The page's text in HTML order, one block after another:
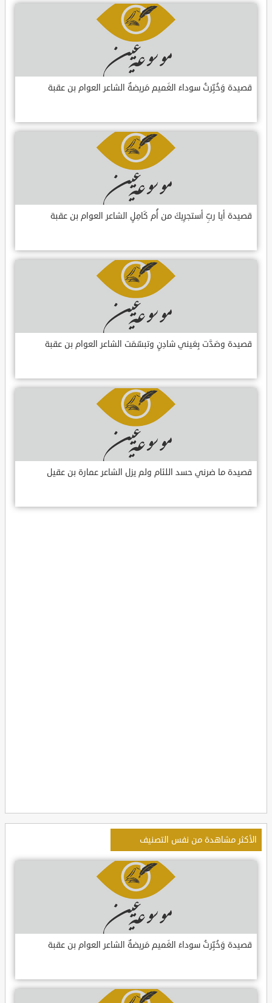
قصيدة وَخُبِّرتُ سوداءَ الغَميم مَريضةٌ الشاعر العوام بن عقبة
قصيدة أيا ربِّ أستجرِيكَ من أُم كَامِلٍ الشاعر العوام بن عقبة
قصيدة وصَدَّت بِعَيني شادِنٍ وتبسّمَت الشاعر العوام بن عقبة
قصيدة ما ضرني حسد اللئام ولم يزل الشاعر عمارة بن عقيل
الأكثر مشاهدة من نفس التصنيف
قصيدة وَخُبِّرتُ سوداءَ الغَميم مَريضةٌ الشاعر العوام بن عقبة